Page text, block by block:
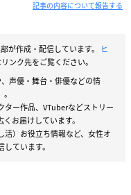
記事の内容について報告する
が作成・配信しています。
ヒ
ンク先をご覧ください。
声優・舞台・俳優などの情
ター作品、VTuberなどストリー
お届けしています。
）お役立ち情報など、女性オ
ています。